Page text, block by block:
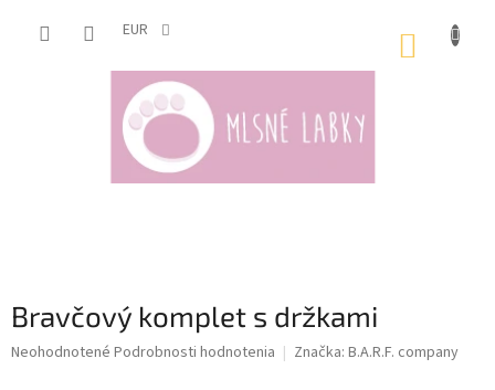
EUR
Bravčový komplet s držkami
Priemerné
Neohodnotené Podrobnosti hodnotenia Značka: B.A.R.F. company